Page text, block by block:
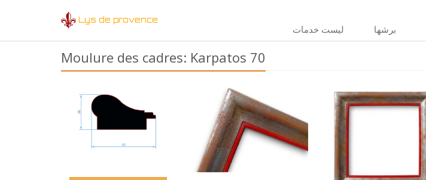
Lys de provence
ليست خدمات برشها
Moulure des cadres: Karpatos 70